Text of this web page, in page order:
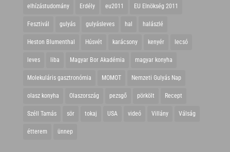
elhízástudomány Erdély eu2011 EU Elnökség 2011
Fesztivál gulyás gulyásleves hal halászlé
Heston Blumenthal Húsvét karácsony kenyér lecsó
leves liba Magyar Bor Akadémia magyar konyha
Molekuláris gasztronómia MOMOT Nemzeti Gulyás Nap
olasz konyha Olaszország pezsgő pörkölt Recept
Széll Tamás sör tokaj USA videó Villány Válság
étterem ünnep